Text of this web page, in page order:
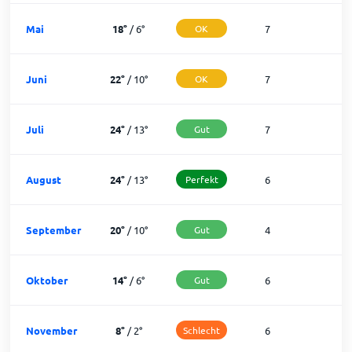
Mai 18° /6° OK 7
Juni 22°/10° OK 7
Juli 24°/13° Gut 7
August 24°/13° Perfekt 6
September 20°/10° Gut 4
Oktober 14° /6° Gut 6
November 8°/2° Schlecht 6